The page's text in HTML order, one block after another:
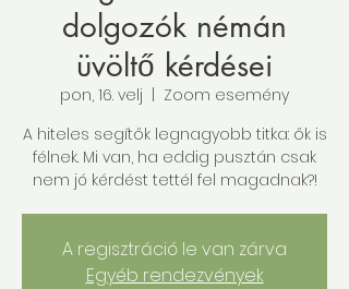
dolgozók némán
üvöltő kérdései
pon, 16. velj
Zoom esemény
A hiteles segítők legnagyobb titka: ők is
félnek. Mi van, ha eddig pusztán csak
nem jó kérdést tettél fel magadnak?!
A regisztráció le van zárva
Egyéb rendezvények